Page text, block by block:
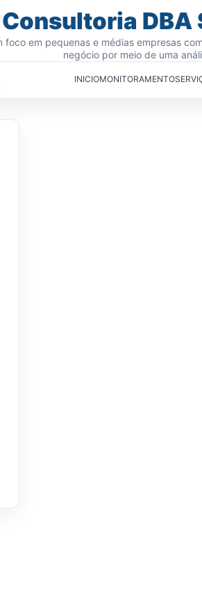
Consultoria DBA
foco em pequenas e médias empresas
negócio por meio de uma
INICIOMONITORAMENTO